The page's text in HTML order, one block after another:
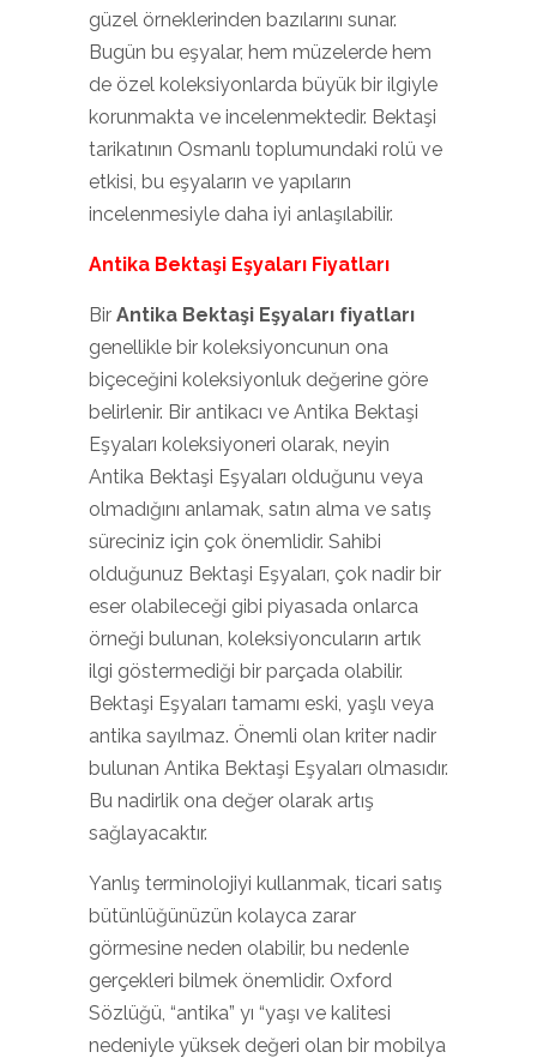
güzel örneklerinden bazılarını sunar.
Bugün bu eşyalar, hem müzelerde hem
de özel koleksiyonlarda büyük bir ilgiyle
korunmakta ve incelenmektedir. Bektaşi
tarikatının Osmanlı toplumundaki rolü ve
etkisi, bu eşyaların ve yapıların
incelenmesiyle daha iyi anlaşılabilir.
Antika Bektaşi Eşyaları Fiyatları
Bir Antika Bektaşi Eşyaları fiyatları
genellikle bir koleksiyoncunun ona
biçeceğini koleksiyonluk değerine göre
belirlenir. Bir antikacı ve Antika Bektaşi
Eşyaları koleksiyoneri olarak, neyin
Antika Bektaşi Eşyaları olduğunu veya
olmadığını anlamak, satın alma ve satış
süreciniz için çok önemlidir. Sahibi
olduğunuz Bektaşi Eşyaları, çok nadir bir
eser olabileceği gibi piyasada onlarca
örneği bulunan, koleksiyoncuların artık
ilgi göstermediği bir parçada olabilir.
Bektaşi Eşyaları tamamı eski, yaşlı veya
antika sayılmaz. Önemli olan kriter nadir
bulunan Antika Bektaşi Eşyaları olmasıdır.
Bu nadirlik ona değer olarak artış
sağlayacaktır.
Yanlış terminolojiyi kullanmak, ticari satış
bütünlüğünüzün kolayca zarar
görmesine neden olabilir, bu nedenle
gerçekleri bilmek önemlidir. Oxford
Sözlüğü, “antika” yı “yaşı ve kalitesi
nedeniyle yüksek değeri olan bir mobilya